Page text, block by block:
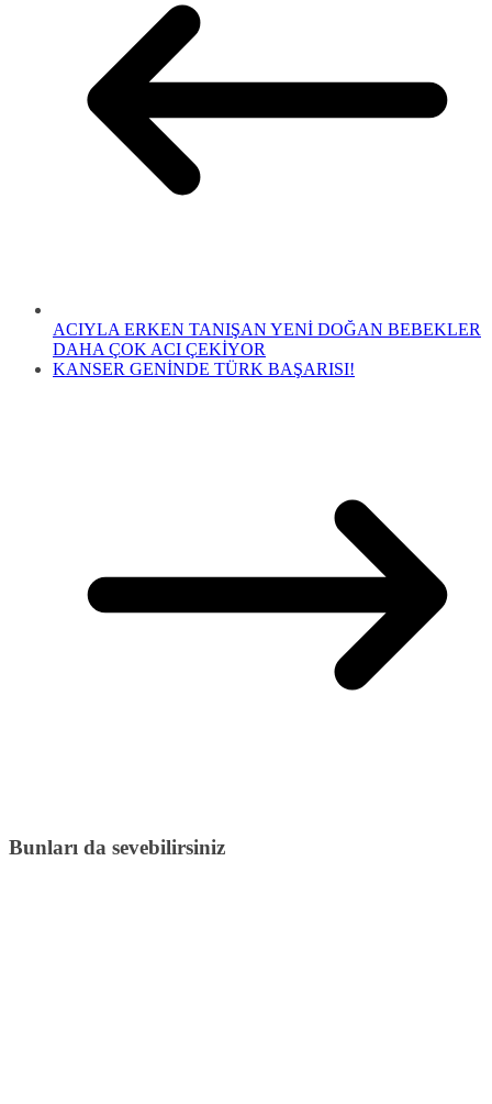
ACIYLA ERKEN TANIŞAN YENİ DOĞAN BEBEKLER
DAHA ÇOK ACI ÇEKİYOR
KANSER GENİNDE TÜRK BAŞARISI!
Bunları da sevebilirsiniz